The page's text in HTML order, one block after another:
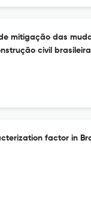
mitigação das
civil brasileira
factor in